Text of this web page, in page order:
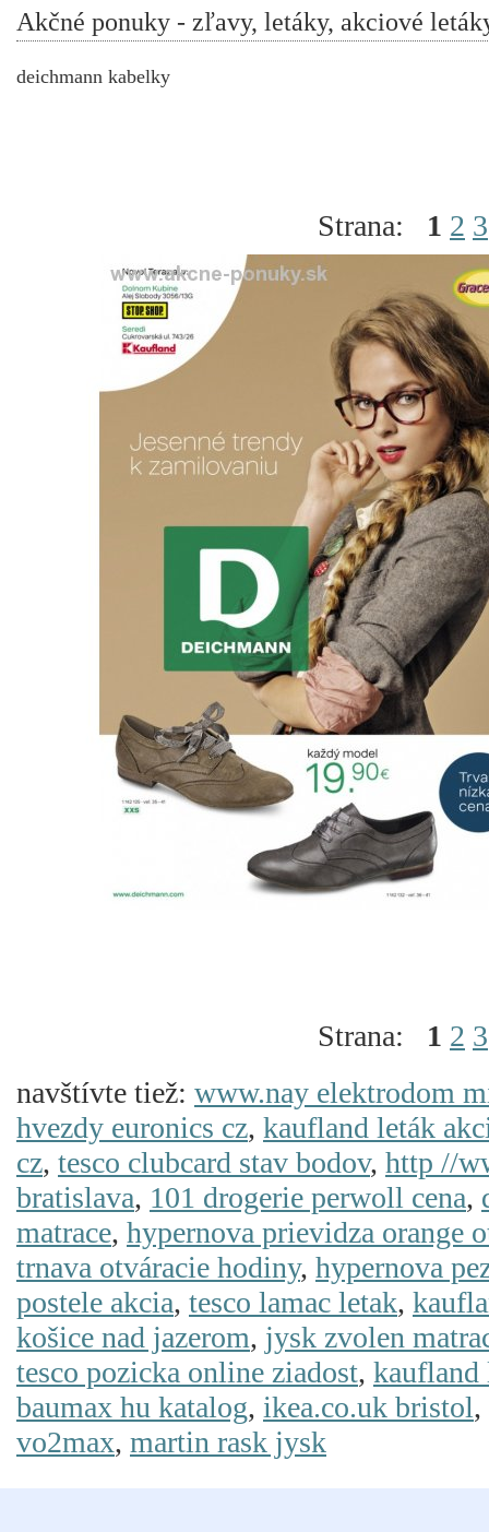
Akčné ponuky - zľavy, letáky, akciové
deichmann kabelky
Strana: 1 2 3
Strana: 1 2 3
navštívte tiež: www.nay elektrodom
hvezdy euronics cz, kaufland leták
cz, tesco clubcard stav bodov, http //
bratislava, 101 drogerie perwoll cena,
matrace, hypernova prievidza orange
trnava otváracie hodiny, hypernova
postele akcia, tesco lamac letak,
košice nad jazerom, jysk zvolen
tesco pozicka online ziadost, kaufland
baumax hu katalog, ikea.co.uk bristol,
vo2max, martin rask jysk